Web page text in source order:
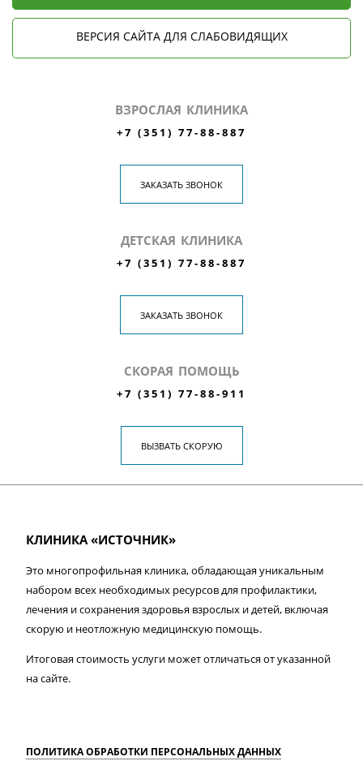
ВЕРСИЯ САЙТА ДЛЯ СЛАБОВИДЯЩИХ
ВЗРОСЛАЯ КЛИНИКА
+7 (351) 77-88-887
ЗАКАЗАТЬ ЗВОНОК
ДЕТСКАЯ КЛИНИКА
+7 (351) 77-88-887
ЗАКАЗАТЬ ЗВОНОК
СКОРАЯ ПОМОЩЬ
+7 (351) 77-88-911
ВЫЗВАТЬ СКОРУЮ
КЛИНИКА «ИСТОЧНИК»
Это многопрофильная клиника, обладающая уникальным
набором всех необходимых ресурсов для профилактики,
лечения и сохранения здоровья взрослых и детей, включая
скорую и неотложную медицинскую помощь.
Итоговая стоимость услуги может отличаться от указанной
на сайте.
ПОЛИТИКА ОБРАБОТКИ ПЕРСОНАЛЬНЫХ ДАННЫХ